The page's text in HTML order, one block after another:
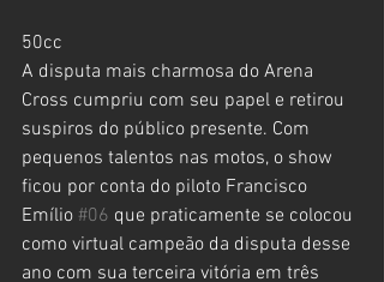
50cc
A disputa mais charmosa do Arena
Cross cumpriu com seu papel e retirou
suspiros do público presente. Com
pequenos talentos nas motos, o show
ficou por conta do piloto Francisco
Emílio #06 que praticamente se colocou
como virtual campeão da disputa desse
ano com sua terceira vitória em três